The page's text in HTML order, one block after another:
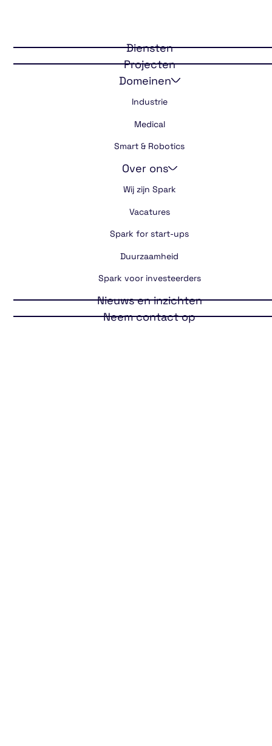
Diensten
Projecten
Domeinen
Industrie
Medical
Smart & Robotics
Over ons
Wij zijn Spark
Vacatures
Spark for start-ups
Duurzaamheid
Spark voor investeerders
Nieuws en inzichten
Neem contact op
Designing a
quality coffee
experience